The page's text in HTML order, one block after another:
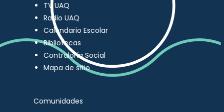
TV UAQ
Radio UAQ
Calendario Escolar
Bibliotecas
Contraloría Social
Mapa de sitio
Comunidades